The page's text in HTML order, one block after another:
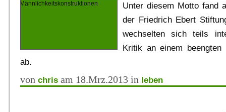
Unter diesem Motto fand
der Friedrich Ebert
wechselten sich teils
Kritik an einem beengten
ab.
von chris am 18.Mrz.2013 in leben